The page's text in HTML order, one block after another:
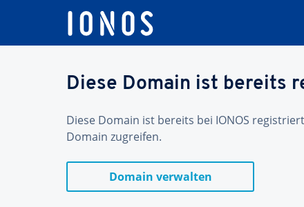
Diese Domain ist bereits
Diese Domain ist bereits bei IONOS
Domain zugreifen.
Domain verwalten